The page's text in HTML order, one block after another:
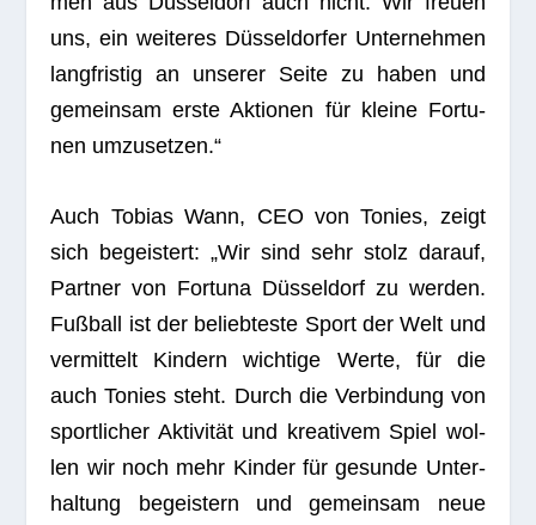
uns, ein wei­te­res Düs­sel­dor­fer Unter­neh­men
lang­fris­tig an unse­rer Seite zu haben und
gemein­sam erste Aktio­nen für kleine For­tu­
nen umzusetzen.“
Auch Tobias Wann, CEO von Tonies, zeigt
sich begeis­tert: „Wir sind sehr stolz dar­auf,
Part­ner von For­tuna Düs­sel­dorf zu wer­den.
Fuß­ball ist der belieb­teste Sport der Welt und
ver­mit­telt Kin­dern wich­tige Werte, für die
auch Tonies steht. Durch die Ver­bin­dung von
sport­li­cher Akti­vi­tät und krea­ti­vem Spiel wol­
len wir noch mehr Kin­der für gesunde Unter­
hal­tung begeis­tern und gemein­sam neue